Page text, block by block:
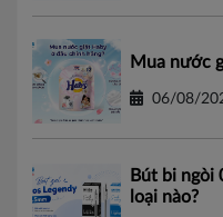
Mua nước
06/08/
Bút bi ngòi
loại nào?